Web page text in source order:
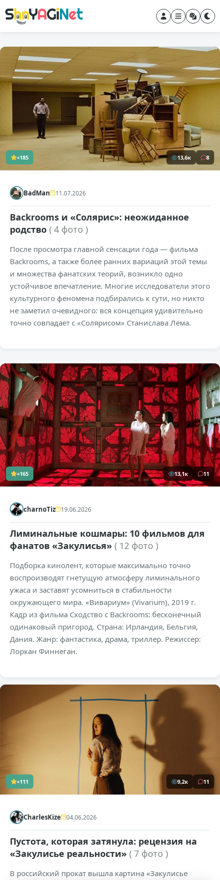
+185 13,6к 8
BadMan 11.07.2026
Backrooms и «Солярис»: неожиданное
родство ( 4 фото )
После просмотра главной сенсации года — фильма
Backrooms, а также более ранних вариаций этой темы
и множества фанатских теорий, возникло одно
устойчивое впечатление. Многие исследователи этого
культурного феномена подбирались к сути, но никто
не заметил очевидного: вся концепция удивительно
точно совпадает с «Солярисом» Станислава Лема.
+165 13,1к 11
charnoTiz 19.06.2026
Лиминальные кошмары: 10 фильмов для
фанатов «Закулисья» ( 12 фото )
Подборка кинолент, которые максимально точно
воспроизводят гнетущую атмосферу лиминального
ужаса и заставят усомниться в стабильности
окружающего мира. «Вивариум» (Vivarium), 2019 г.
Кадр из фильма Сходство с Backrooms: бесконечный
одинаковый пригород. Страна: Ирландия, Бельгия,
Дания. Жанр: фантастика, драма, триллер. Режиссер:
Лоркан Финнеган.
+111 9,2к 11
CharlesKize 04.06.2026
Пустота, которая затянула: рецензия на
«Закулисье реальности» ( 7 фото )
В российский прокат вышла картина «Закулисье